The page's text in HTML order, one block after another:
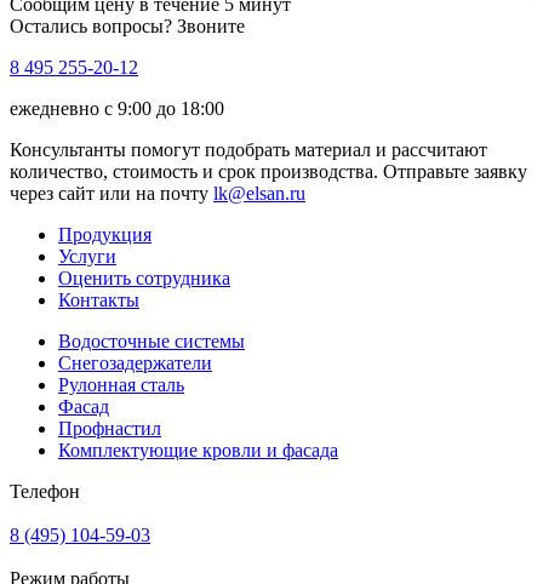
Остались вопросы? Звоните
8 495 255-20-12
ежедневно с 9:00 до 18:00
Консультанты помогут подобрать материал и рассчитают
количество, стоимость и срок производства. Отправьте заявку
через сайт или на почту lk@elsan.ru
Продукция
Услуги
Оценить сотрудника
Контакты
Водосточные системы
Снегозадержатели
Рулонная сталь
Фасад
Профнастил
Комплектующие кровли и фасада
Телефон
8 (495) 104-59-03
Режим работы